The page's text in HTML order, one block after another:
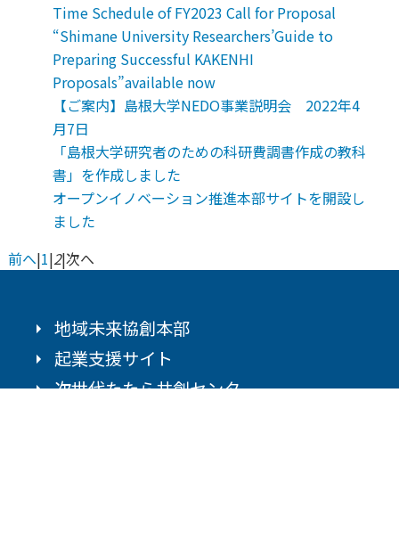
Time Schedule of FY2023 Call for Proposal
“Shimane University Researchers’Guide to
Preparing Successful KAKENHI
Proposals”available now
【ご案内】島根大学NEDO事業説明会 2022年4
月7日
「島根大学研究者のための科研費調書作成の教科
書」を作成しました
オープンイノベーション推進本部サイトを開設し
ました
前へ|1|2|次へ
地域未来協創本部
起業支援サイト
次世代たたら共創センター